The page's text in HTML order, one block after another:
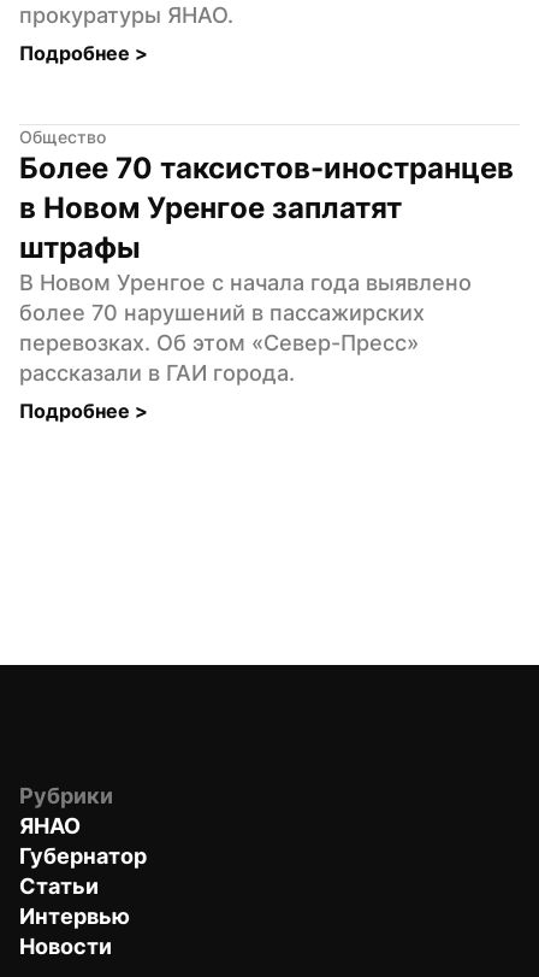
прокуратуры ЯНАО.
Подробнее >
Общество
Более 70 таксистов-иностранцев
в Новом Уренгое заплатят
штрафы
В Новом Уренгое с начала года выявлено
более 70 нарушений в пассажирских
перевозках. Об этом «Север-Пресс»
рассказали в ГАИ города.
Подробнее >
Рубрики
ЯНАО
Губернатор
Статьи
Интервью
Новости